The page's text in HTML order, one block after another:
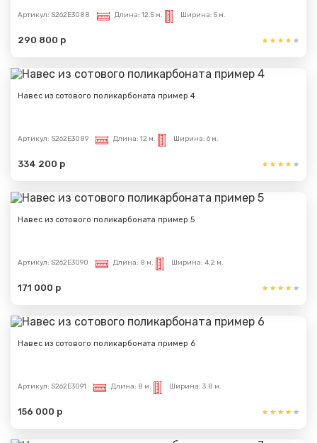
Артикул: S262E3088 Длина: 12.5 м. Ширина: 5 м.
290 800 р
Навес из сотового поликарбоната пример 4
Артикул: S262E3089 Длина: 12 м. Ширина: 6 м.
334 200 р
Навес из сотового поликарбоната пример 5
Артикул: S262E3090 Длина: 8 м. Ширина: 4.2 м.
171 000 р
Навес из сотового поликарбоната пример 6
Артикул: S262E3091 Длина: 8 м. Ширина: 3.8 м.
156 000 р